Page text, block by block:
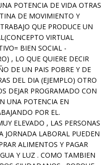
POTENCIA DE VIDA OTRAS
DE MOVIMIENTO Y
QUE PRODUCE UN
VIRTUAL
BIEN SOCIAL -
, LO QUE QUIERE DECIR
DE UN PAIS POBRE Y DE
DEL DIA (EJEMPLO) OTRO
DEJAR PROGRAMADO CON
UNA POTENCIA EN
POR EL.
ELEVADO , LAS PERSONAS
JORNADA LABORAL PUEDEN
ALIMENTOS Y PAGAR
Y LUZ . COMO TAMBIEN